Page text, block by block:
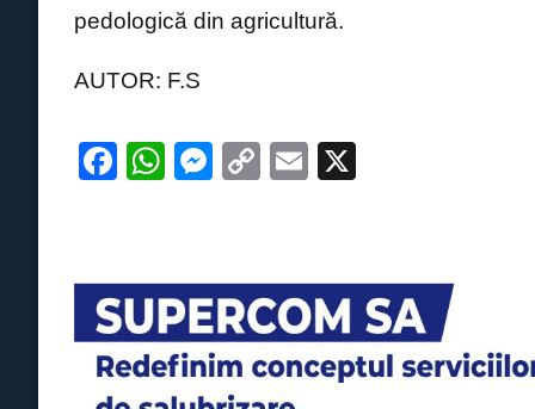
pedologică din agricultură.
AUTOR: F.S
F
e
b
o
o
W
s
A
p
p
M
e
n
g
er
C
y
Li
n
k
E